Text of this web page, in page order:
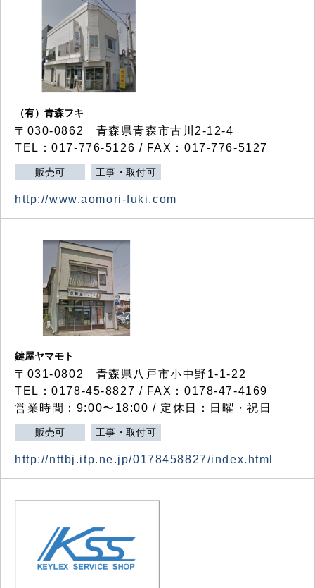
（有）青森フキ
〒030-0862 青森県青森市古川2-12-4
TEL：017-776-5126 / FAX：017-776-5127
販売可 工事・取付可
http://www.aomori-fuki.com
鍵屋ヤマモト
〒031-0802 青森県八戸市小中野1-1-22
TEL：0178-45-8827 / FAX：0178-47-4169
営業時間：9:00〜18:00 / 定休日：日曜・祝日
販売可 工事・取付可
http://nttbj.itp.ne.jp/0178458827/index.html